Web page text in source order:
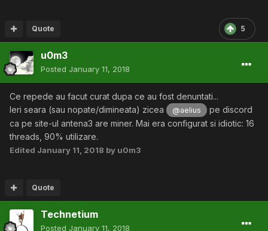
5
Quote
u0m3
Posted January 11, 2018
Ce repede au facut curat dupa ce au fost denuntati...
Ieri seara (sau nopate/dimineata) zicea
@aelius
pe discord
ca pe site-ul antena3 are miner. Mai era configurat si idiotic: 16
threads, 90% utilizare.
Edited January 11, 2018 by u0m3
Quote
Technetium
Posted January 11, 2018